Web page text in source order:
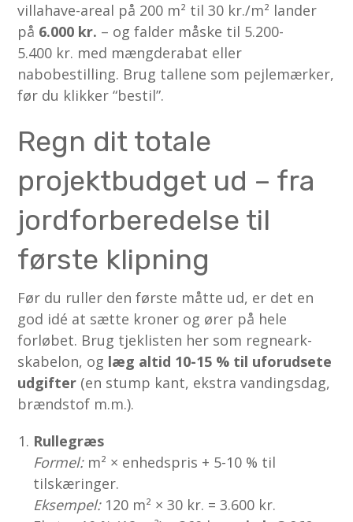
villahave-areal på 200 m² til 30 kr./m² lander
på 6.000 kr. – og falder måske til 5.200-
5.400 kr. med mængderabat eller
nabobestilling. Brug tallene som pejlemærker,
før du klikker “bestil”.
Regn dit totale
projektbudget ud – fra
jordforberedelse til
første klipning
Før du ruller den første måtte ud, er det en
god idé at sætte kroner og ører på hele
forløbet. Brug tjeklisten her som regneark-
skabelon, og læg altid 10-15 % til uforudsete
udgifter (en stump kant, ekstra vandingsdag,
brændstof m.m.).
Rullegræs
Formel:m² × enhedspris + 5-10 % til
tilskæringer.
Eksempel:120 m² × 30 kr. = 3.600 kr.